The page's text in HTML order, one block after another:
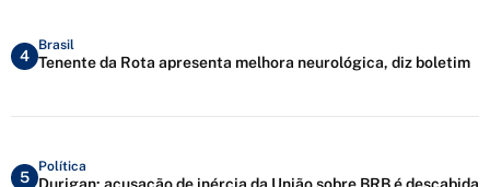
4
Brasil
Tenente da Rota apresenta melhora neurológica, diz boletim
5
Política